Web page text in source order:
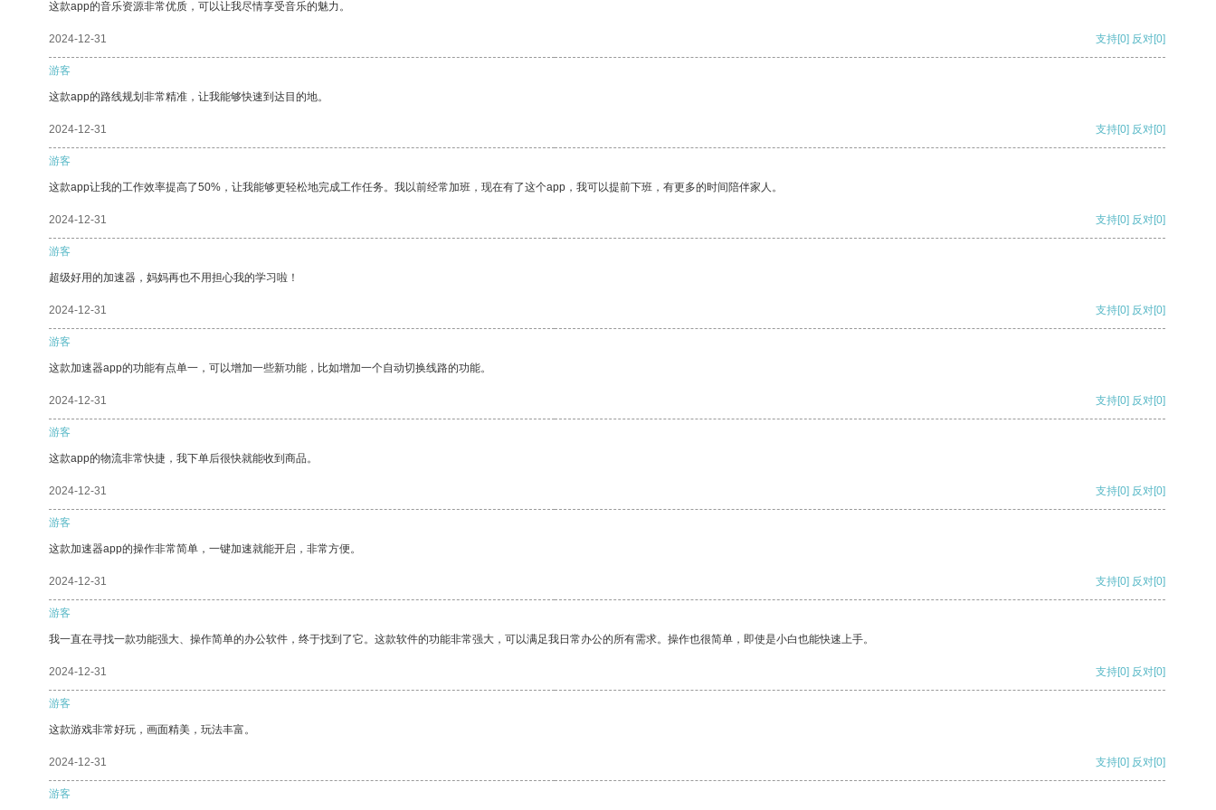
这款app的音乐资源非常优质，可以让我尽情享受音乐的魅力。
2024-12-31 支持[0] 反对[0]
游客
这款app的路线规划非常精准，让我能够快速到达目的地。
2024-12-31 支持[0] 反对[0]
游客
这款app让我的工作效率提高了50%，让我能够更轻松地完成工作任务。我以前经常加班，现在有了这个app，我可以提前下班，有更多的时间陪伴家人。
2024-12-31 支持[0] 反对[0]
游客
超级好用的加速器，妈妈再也不用担心我的学习啦！
2024-12-31 支持[0] 反对[0]
游客
这款加速器app的功能有点单一，可以增加一些新功能，比如增加一个自动切换线路的功能。
2024-12-31 支持[0] 反对[0]
游客
这款app的物流非常快捷，我下单后很快就能收到商品。
2024-12-31 支持[0] 反对[0]
游客
这款加速器app的操作非常简单，一键加速就能开启，非常方便。
2024-12-31 支持[0] 反对[0]
游客
我一直在寻找一款功能强大、操作简单的办公软件，终于找到了它。这款软件的功能非常强大，可以满足我日常办公的所有需求。操作也很简单，即使是小白也能快速上手。
2024-12-31 支持[0] 反对[0]
游客
这款游戏非常好玩，画面精美，玩法丰富。
2024-12-31 支持[0] 反对[0]
游客